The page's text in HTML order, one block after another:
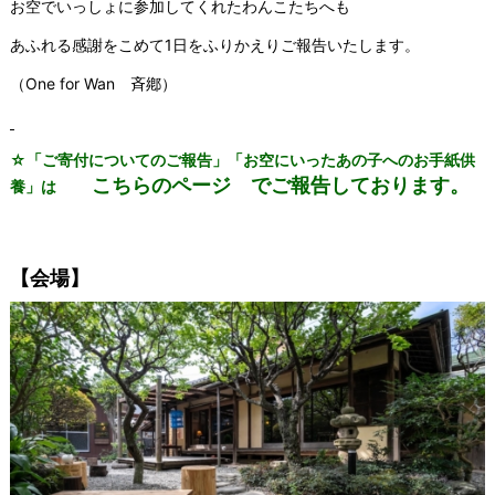
お空でいっしょに参加してくれたわんこたちへも
あふれる感謝をこめて1日をふりかえりご報告いたします。
（One for Wan 斉鄕）
☆「ご寄付についてのご報告」「お空にいったあの子へのお手紙供
養」は
こちらのページ でご報告しております。
【会場】